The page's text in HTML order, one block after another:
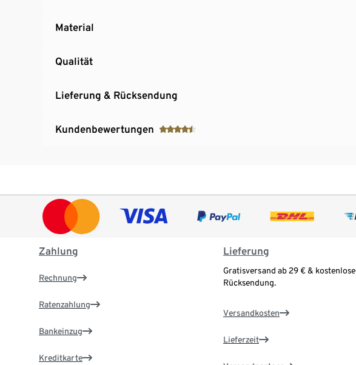
Material
Qualität
Lieferung & Rücksendung
Kundenbewertungen
Zahlung
Rechnung
Ratenzahlung
Bankeinzug
Kreditkarte
Lieferung
Gratisversand ab 29 € & kostenlose
Rücksendung.
Versandkosten
Lieferzeit